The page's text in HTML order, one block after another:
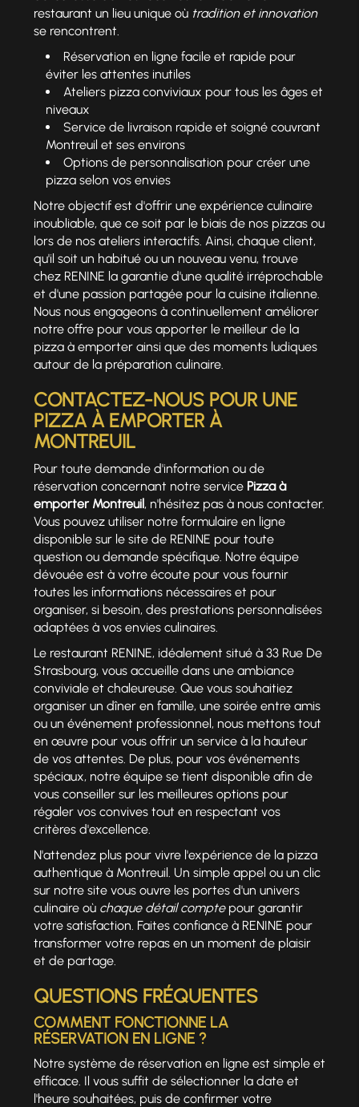
restaurant un lieu unique où tradition et innovation
se rencontrent.
Réservation en ligne facile et rapide pour
éviter les attentes inutiles
Ateliers pizza conviviaux pour tous les âges et
niveaux
Service de livraison rapide et soigné couvrant
Montreuil et ses environs
Options de personnalisation pour créer une
pizza selon vos envies
Notre objectif est d'offrir une expérience culinaire
inoubliable, que ce soit par le biais de nos pizzas ou
lors de nos ateliers interactifs. Ainsi, chaque client,
qu'il soit un habitué ou un nouveau venu, trouve
chez RENINE la garantie d'une qualité irréprochable
et d'une passion partagée pour la cuisine italienne.
Nous nous engageons à continuellement améliorer
notre offre pour vous apporter le meilleur de la
pizza à emporter ainsi que des moments ludiques
autour de la préparation culinaire.
CONTACTEZ-NOUS POUR UNE
PIZZA À EMPORTER À
MONTREUIL
Pour toute demande d'information ou de
réservation concernant notre service Pizza à
emporter Montreuil, n'hésitez pas à nous contacter.
Vous pouvez utiliser notre formulaire en ligne
disponible sur le site de RENINE pour toute
question ou demande spécifique. Notre équipe
dévouée est à votre écoute pour vous fournir
toutes les informations nécessaires et pour
organiser, si besoin, des prestations personnalisées
adaptées à vos envies culinaires.
Le restaurant RENINE, idéalement situé à 33 Rue De
Strasbourg, vous accueille dans une ambiance
conviviale et chaleureuse. Que vous souhaitiez
organiser un dîner en famille, une soirée entre amis
ou un événement professionnel, nous mettons tout
en œuvre pour vous offrir un service à la hauteur
de vos attentes. De plus, pour vos événements
spéciaux, notre équipe se tient disponible afin de
vous conseiller sur les meilleures options pour
régaler vos convives tout en respectant vos
critères d'excellence.
N'attendez plus pour vivre l'expérience de la pizza
authentique à Montreuil. Un simple appel ou un clic
sur notre site vous ouvre les portes d'un univers
culinaire où chaque détail comptepour garantir
votre satisfaction. Faites confiance à RENINE pour
transformer votre repas en un moment de plaisir
et de partage.
QUESTIONS FRÉQUENTES
COMMENT FONCTIONNE LA
RÉSERVATION EN LIGNE ?
Notre système de réservation en ligne est simple et
efficace. Il vous suffit de sélectionner la date et
l'heure souhaitées, puis de confirmer votre